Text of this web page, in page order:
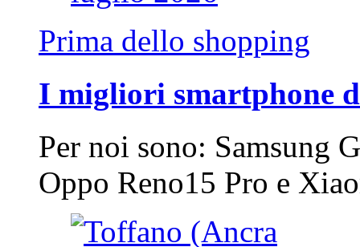
Prima dello shopping
I migliori smartphone
Per noi sono: Samsung
Oppo Reno15 Pro e